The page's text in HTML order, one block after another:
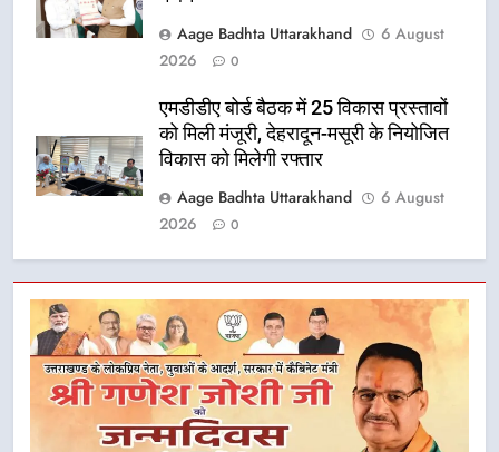
Aage Badhta Uttarakhand
6 August
2026
0
एमडीडीए बोर्ड बैठक में 25 विकास प्रस्तावों
को मिली मंजूरी, देहरादून-मसूरी के नियोजित
विकास को मिलेगी रफ्तार
Aage Badhta Uttarakhand
6 August
2026
0